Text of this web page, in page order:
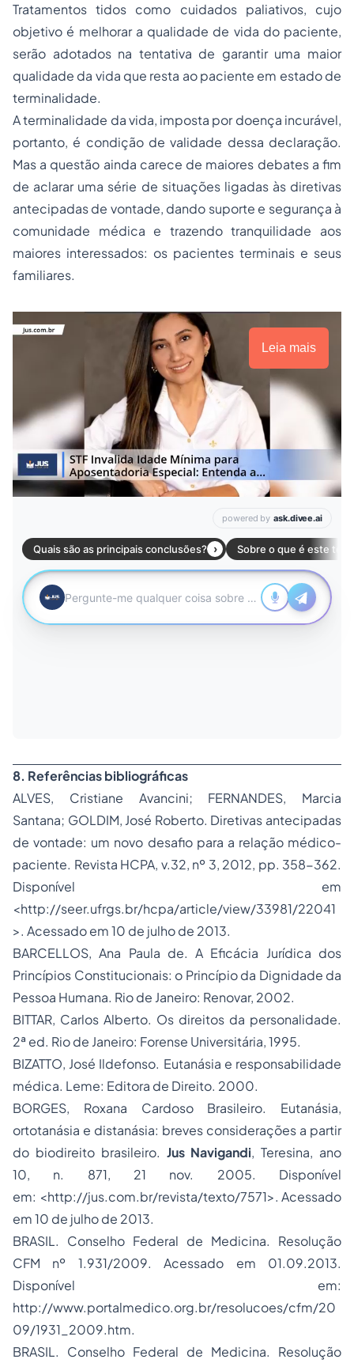
Tratamentos tidos como cuidados paliativos, cujo
objetivo é melhorar a qualidade de vida do paciente,
serão adotados na tentativa de garantir uma maior
qualidade da vida que resta ao paciente em estado de
terminalidade.
A terminalidade da vida, imposta por doença incurável,
portanto, é condição de validade dessa declaração.
Mas a questão ainda carece de maiores debates a fim
de aclarar uma série de situações ligadas às diretivas
antecipadas de vontade, dando suporte e segurança à
comunidade médica e trazendo tranquilidade aos
maiores interessados: os pacientes terminais e seus
familiares.
Leia mais
8. Referências bibliográficas
ALVES, Cristiane Avancini; FERNANDES, Marcia
Santana; GOLDIM, José Roberto. Diretivas antecipadas
de vontade: um novo desafio para a relação médico-
paciente. Revista HCPA, v.32, nº 3, 2012, pp. 358-362.
Disponível em
<http://seer.ufrgs.br/hcpa/article/view/33981/22041
>. Acessado em 10 de julho de 2013.
BARCELLOS, Ana Paula de. A Eficácia Jurídica dos
Princípios Constitucionais: o Princípio da Dignidade da
Pessoa Humana. Rio de Janeiro: Renovar, 2002.
BITTAR, Carlos Alberto. Os direitos da personalidade.
2ª ed. Rio de Janeiro: Forense Universitária, 1995.
BIZATTO, José Ildefonso. Eutanásia e responsabilidade
médica. Leme: Editora de Direito. 2000.
BORGES, Roxana Cardoso Brasileiro. Eutanásia,
ortotanásia e distanásia: breves considerações a partir
do biodireitobrasileiro. Jus Navigandi, Teresina, ano
10, n. 871, 21 nov. 2005. Disponível
em: <http://jus.com.br/revista/texto/7571>. Acessado
em 10 de julho de 2013.
BRASIL. Conselho Federal de Medicina. Resolução
CFM nº 1.931/2009. Acessado em 01.09.2013.
Disponível em:
http://www.portalmedico.org.br/resolucoes/cfm/20
09/1931_2009.htm.
BRASIL. Conselho Federal de Medicina. Resolução